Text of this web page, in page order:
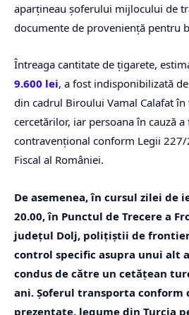
aparțineau șoferului mijlocului de
documente de proveniență pentru
Întreaga cantitate de ţigarete,
9.600 lei, a fost indisponibilizată
din cadrul Biroului Vamal Calafat
cercetărilor, iar persoana în cauză
contravențional conform Legii
Fiscal al României.
De asemenea, în cursul zilei de
20.00, în Punctul de Trecere a
judeţul Dolj, polițiștii de
control specific asupra unui alt
condus de către un cetățean
ani. Șoferul transporta conform
prezentate, legume din Turcia